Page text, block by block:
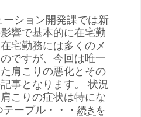
ション開発課では新
響で基本的に在宅勤
宅勤務には多くのメ
ですが、今回は唯一
肩こりの悪化とその
事となります。 状況
こりの症状は特にな
ーブル・・・ 続きを